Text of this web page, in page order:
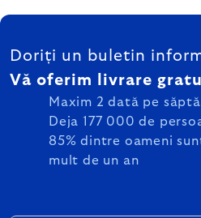
SUBSOL
Doriți un buletin
Vă oferim livrare
Maxim 2 dată pe
Deja 177 000 de
85% dintre oameni
mult de un an